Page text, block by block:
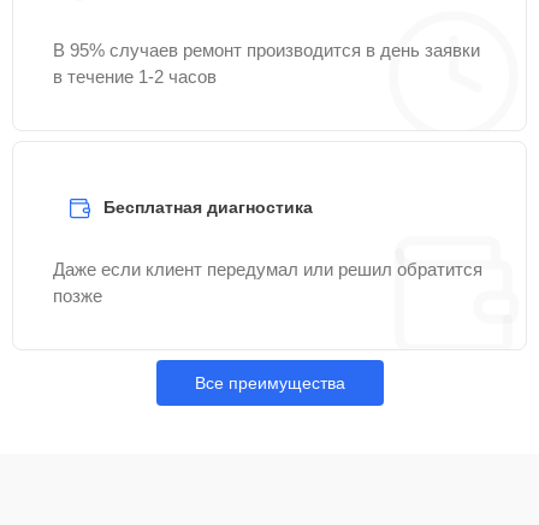
В 95% случаев ремонт производится в день заявки
в течение 1-2 часов
Бесплатная диагностика
Даже если клиент передумал или решил обратится
позже
Все преимущества